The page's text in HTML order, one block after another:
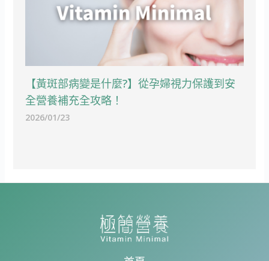
【黃斑部病變是什麼?】從孕婦視力保護到安
全營養補充全攻略！
2026/01/23